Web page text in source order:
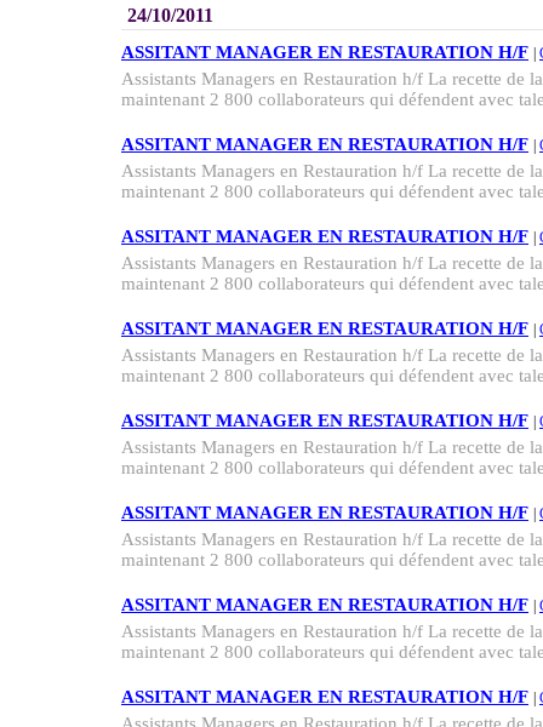
24/10/2011
ASSITANT MANAGER EN RESTAURATION H/F
Assistants Managers en Restauration h/f La recette de
maintenant 2 800 collaborateurs qui défendent avec
ASSITANT MANAGER EN RESTAURATION H/F
Assistants Managers en Restauration h/f La recette de
maintenant 2 800 collaborateurs qui défendent avec
ASSITANT MANAGER EN RESTAURATION H/F
Assistants Managers en Restauration h/f La recette de
maintenant 2 800 collaborateurs qui défendent avec
ASSITANT MANAGER EN RESTAURATION H/F
Assistants Managers en Restauration h/f La recette de
maintenant 2 800 collaborateurs qui défendent avec
ASSITANT MANAGER EN RESTAURATION H/F
Assistants Managers en Restauration h/f La recette de
maintenant 2 800 collaborateurs qui défendent avec
ASSITANT MANAGER EN RESTAURATION H/F
Assistants Managers en Restauration h/f La recette de
maintenant 2 800 collaborateurs qui défendent avec
ASSITANT MANAGER EN RESTAURATION H/F
Assistants Managers en Restauration h/f La recette de
maintenant 2 800 collaborateurs qui défendent avec
ASSITANT MANAGER EN RESTAURATION H/F